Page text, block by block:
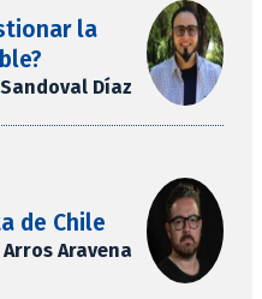
la
Sandoval Díaz
de Chile
Aravena